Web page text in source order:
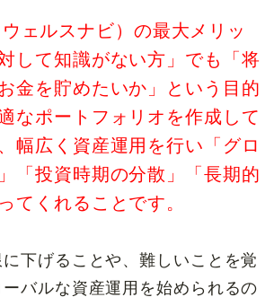
ェルスナビ）の最大メリッ
して知識がない方」でも「将
金を貯めたいか」という目的
なポートフォリオを作成して
幅広く資産運用を行い「グロ
「投資時期の分散」「長期的
てくれることです。
下げることや、難しいことを覚
バルな資産運用を始められるの